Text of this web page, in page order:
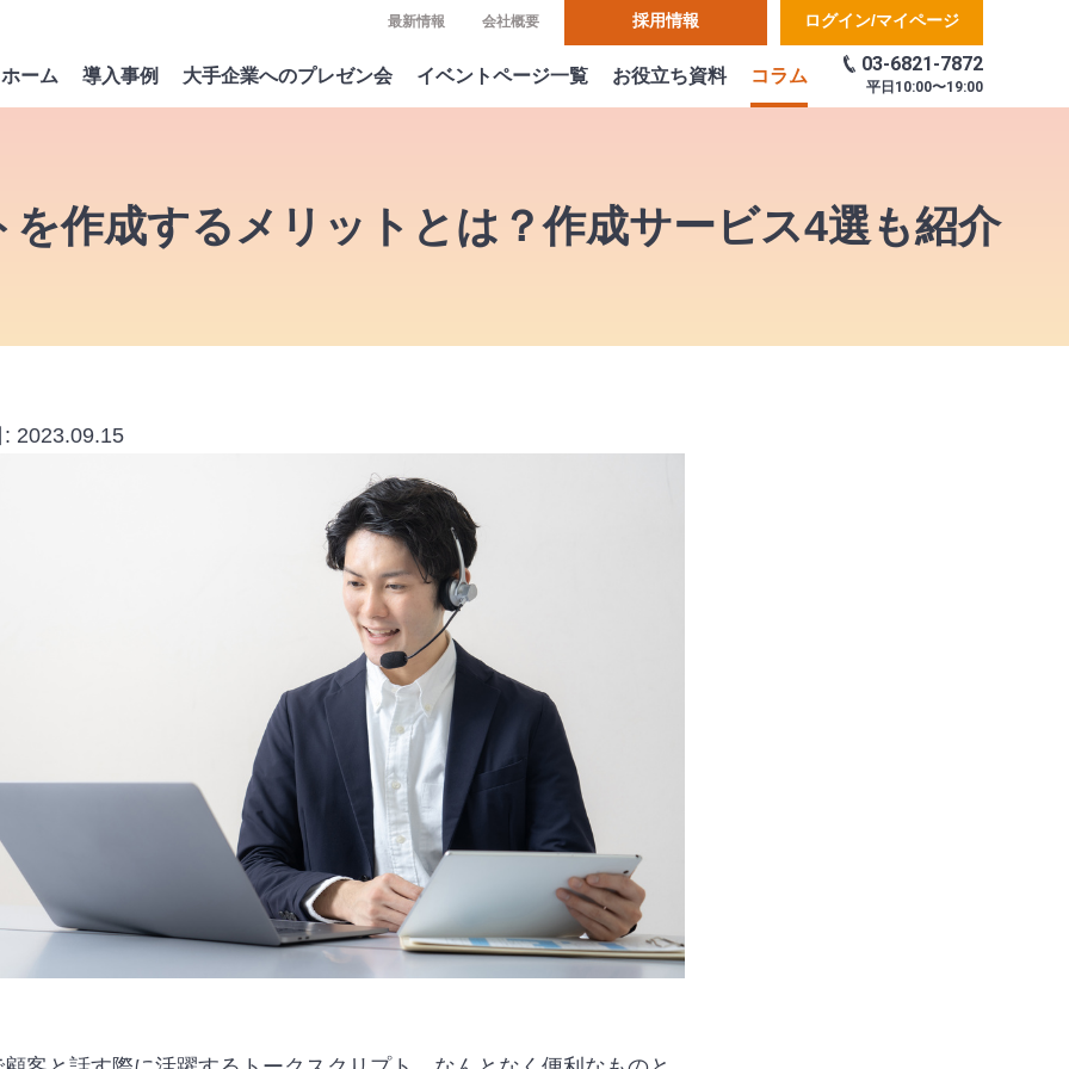
最新情報 会社概要 採用情報 ログイン/マイページ
03-6821-7872
平日 10:00〜19:00
ホーム 導入事例 大手企業へのプレゼン会 イベントページ一覧 お役立ち資料 コラム
作成するメリットとは？作成サービス4選も紹介
2023.09.15